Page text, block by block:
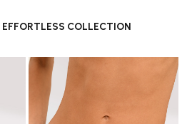
EFFORTLESS COLLECTION